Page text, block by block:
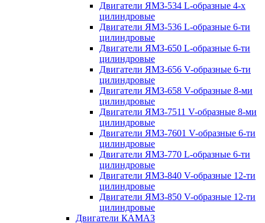
Двигатели ЯМЗ-534 L-образные 4-х
цилиндровые
Двигатели ЯМЗ-536 L-образные 6-ти
цилиндровые
Двигатели ЯМЗ-650 L-образные 6-ти
цилиндровые
Двигатели ЯМЗ-656 V-образные 6-ти
цилиндровые
Двигатели ЯМЗ-658 V-образные 8-ми
цилиндровые
Двигатели ЯМЗ-7511 V-образные 8-ми
цилиндровые
Двигатели ЯМЗ-7601 V-образные 6-ти
цилиндровые
Двигатели ЯМЗ-770 L-образные 6-ти
цилиндровые
Двигатели ЯМЗ-840 V-образные 12-ти
цилиндровые
Двигатели ЯМЗ-850 V-образные 12-ти
цилиндровые
Двигатели КАМАЗ